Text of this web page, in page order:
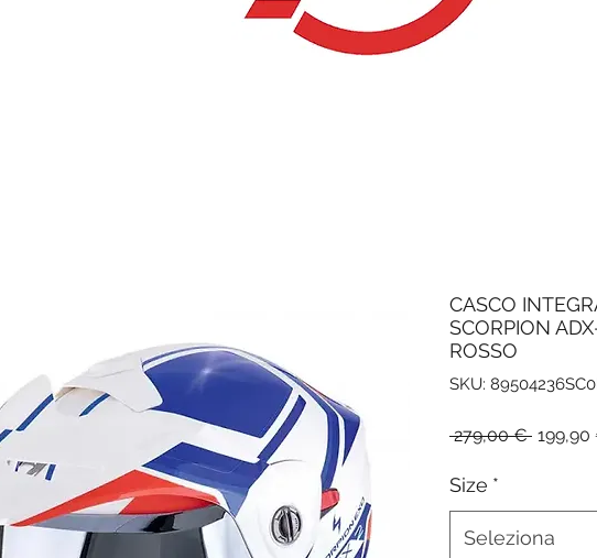
CASCO
SCORPION
ROSSO
SKU:
279,00 € Prezzo
199,90
Size *
Seleziona